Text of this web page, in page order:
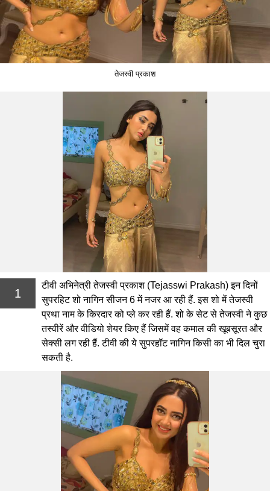
तेजस्वी प्रकाश
1
टीवी अभिनेत्री तेजस्वी प्रकाश (Tejasswi Prakash) इन दिनों
सुपरहिट शो नागिन सीजन 6 में नजर आ रही हैं. इस शो में तेजस्वी
प्रथा नाम के किरदार को प्ले कर रही हैं. शो के सेट से तेजस्वी ने कुछ
तस्वीरें और वीडियो शेयर किए हैं जिसमें वह कमाल की खूबसूरत और
सेक्सी लग रही हैं. टीवी की ये सुपरहॉट नागिन किसी का भी दिल चुरा
सकती है.